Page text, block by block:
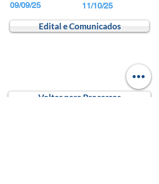
09/09/25
11/10/25
Edital e Comunicados
Voltar para Processos